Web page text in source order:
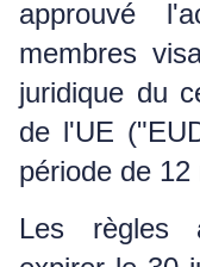
approuvé
membres
juridique du
de l'UE
période de 12
Les règles